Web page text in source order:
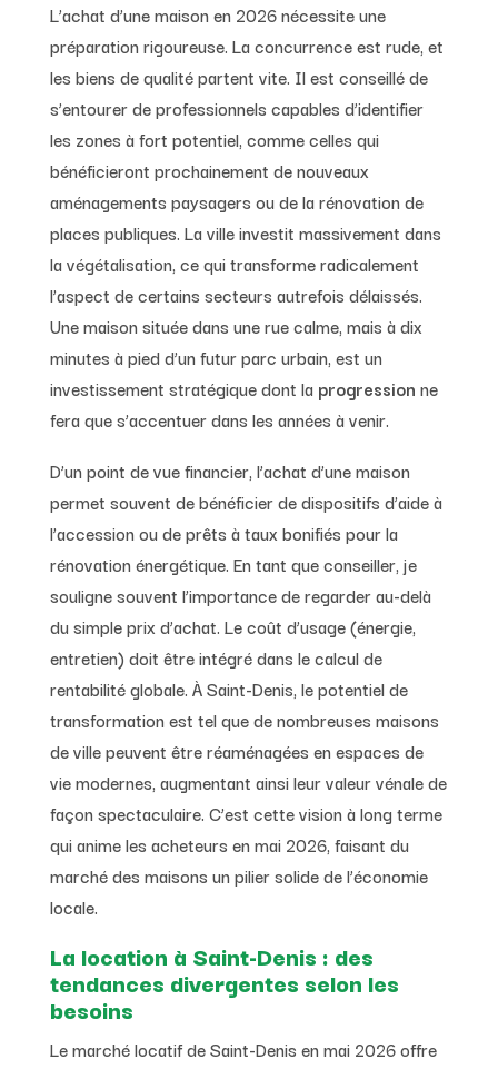
L’achat d’une maison en 2026 nécessite une
préparation rigoureuse. La concurrence est rude, et
les biens de qualité partent vite. Il est conseillé de
s’entourer de professionnels capables d’identifier
les zones à fort potentiel, comme celles qui
bénéficieront prochainement de nouveaux
aménagements paysagers ou de la rénovation de
places publiques. La ville investit massivement dans
la végétalisation, ce qui transforme radicalement
l’aspect de certains secteurs autrefois délaissés.
Une maison située dans une rue calme, mais à dix
minutes à pied d’un futur parc urbain, est un
investissement stratégique dont la progression ne
fera que s’accentuer dans les années à venir.
D’un point de vue financier, l’achat d’une maison
permet souvent de bénéficier de dispositifs d’aide à
l’accession ou de prêts à taux bonifiés pour la
rénovation énergétique. En tant que conseiller, je
souligne souvent l’importance de regarder au-delà
du simple prix d’achat. Le coût d’usage (énergie,
entretien) doit être intégré dans le calcul de
rentabilité globale. À Saint-Denis, le potentiel de
transformation est tel que de nombreuses maisons
de ville peuvent être réaménagées en espaces de
vie modernes, augmentant ainsi leur valeur vénale de
façon spectaculaire. C’est cette vision à long terme
qui anime les acheteurs en mai 2026, faisant du
marché des maisons un pilier solide de l’économie
locale.
La location à Saint-Denis : des
tendances divergentes selon les
besoins
Le marché locatif de Saint-Denis en mai 2026 offre